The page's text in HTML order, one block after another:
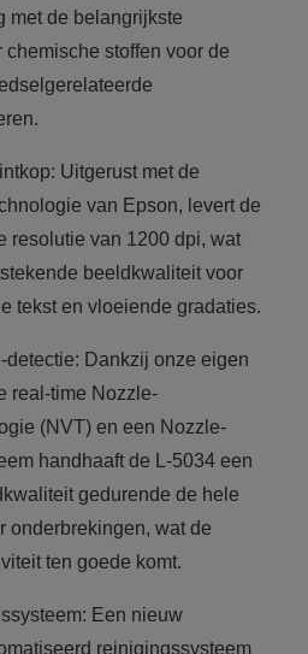
met de belangrijkste
chemische stoffen voor de
Uitgerust met de
van Epson, levert de
resolutie van 1200 dpi, wat
beeldkwaliteit voor
tekst en vloeiende gradaties.
detectie: Dankzij onze eigen
real-time Nozzle-
(NVT) en een Nozzle-
handhaaft de L-5034 een
gedurende de hele
onderbrekingen, wat de
ten goede komt.
Een nieuw
reinigingssysteem